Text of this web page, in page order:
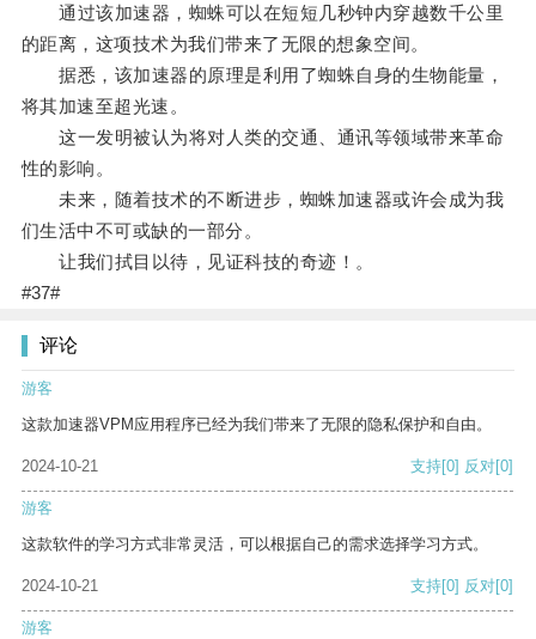
通过该加速器，蜘蛛可以在短短几秒钟内穿越数千公里
的距离，这项技术为我们带来了无限的想象空间。
据悉，该加速器的原理是利用了蜘蛛自身的生物能量，
将其加速至超光速。
这一发明被认为将对人类的交通、通讯等领域带来革命
性的影响。
未来，随着技术的不断进步，蜘蛛加速器或许会成为我
们生活中不可或缺的一部分。
让我们拭目以待，见证科技的奇迹！。
#37#
评论
游客
这款加速器VPM应用程序已经为我们带来了无限的隐私保护和自由。
2024-10-21 支持[0] 反对[0]
游客
这款软件的学习方式非常灵活，可以根据自己的需求选择学习方式。
2024-10-21 支持[0] 反对[0]
游客